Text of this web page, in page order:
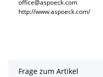
office@aspoeck.com
http://www.aspoeck.com/
Frage zum Artikel